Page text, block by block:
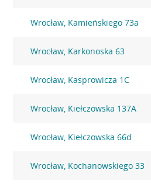
Wrocław, Kamieńskiego 73a
Wrocław, Karkonoska 63
Wrocław, Kasprowicza 1C
Wrocław, Kiełczowska 137A
Wrocław, Kiełczowska 66d
Wrocław, Kochanowskiego 33